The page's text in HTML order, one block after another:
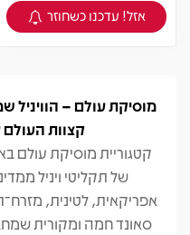
צפיה במוצר
אזל! עדכנו כשחוזר
מוסיקת עולם – הוויניל
קצוות העולם
קטגוריית מוסיקת עולם
של תקליטי ויניל
אפריקאית, לטינית,
סאונד חמה ומקורית